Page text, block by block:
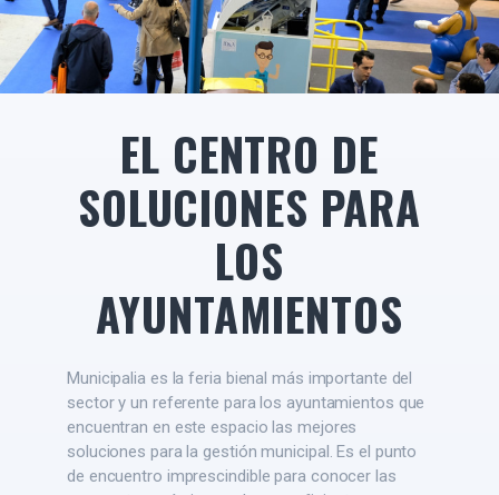
EL CENTRO DE
SOLUCIONES PARA
LOS
AYUNTAMIENTOS
Municipalia es la feria bienal más importante del
sector y un referente para los ayuntamientos que
encuentran en este espacio las mejores
soluciones para la gestión municipal. Es el punto
de encuentro imprescindible para conocer las